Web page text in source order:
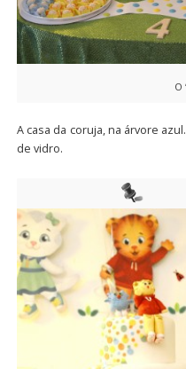
O
A casa da coruja, na árvore
de vidro.